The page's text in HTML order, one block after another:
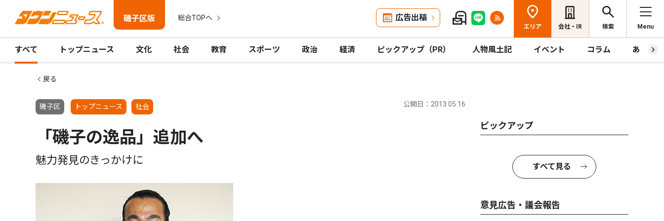
磯子区版 総合TOPへ 広告出稿
エリア 会社・IR 検索 Menu
すべて トップニュース 文化 社会 教育 スポーツ 政治 経済 ピックアップ（PR） 人物風土記 イベント コラム あっと
戻る
磯子区 トップニュース 社会 公開日：2013.05.16
「磯子の逸品」追加へ
魅力発見のきっかけに
ピックアップ
すべて見る
意見広告・議会報告